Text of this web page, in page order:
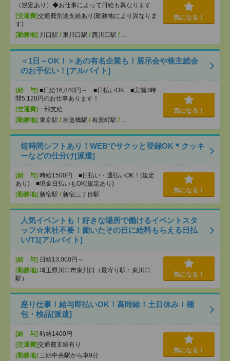
（規定あり）◆お仕事によって日給も異なります
[交通費]交通費別途支給あり(勤務地により異なりま
す)
[勤務地] 川口駅 / 東川口駅 / 西川口駅 / …
気になる！
＜1日～OK！＞あの有名企業も！展示会や株主総会
のお手伝い！[アルバイト]
[給 与] ■日給16,840円～ ■日払いOK ■実働3時
間5,120円のお仕事あります！
[交通費]一部支給
[勤務地] 東京駅 / 水道橋駅 / 有楽町駅 / …
気になる！
短時間シフトあり！WEBでサクッと登録OK＊クッキ
ーなどの仕分け[派遣]
[給 与] 時給1500円 ■日払い・週払いOK！(規定
あり) ■現金日払いもOK(規定あり)
[勤務地] 新宿駅 / 新宿三丁目駅
気になる！
人気イベントも！好きな場所で働けるイベントスタ
ッフ☆来社不要！働いたその日に給料もらえる日払
い/T1[アルバイト]
[給 与] 日給13,000円～
[勤務地] 埼玉県川口市東川口（最寄り駅：東川口
駅）
気になる！
座り仕事！給与即払いOK！高時給！土日休み！梱
包・検品[派遣]
[給 与] 時給1400円
[交通費]交通費支給有り
[勤務地] 三郷中央駅から車9分
気になる！